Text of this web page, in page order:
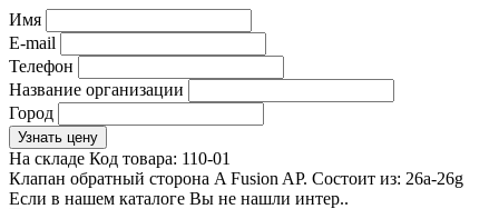
Имя
E-mail
Телефон
Название организации
Город
Узнать цену
На складе Код товара: 110-01
Клапан обратный сторона A Fusion AP. Состоит из: 26a-26g
Если в нашем каталоге Вы не нашли интер..